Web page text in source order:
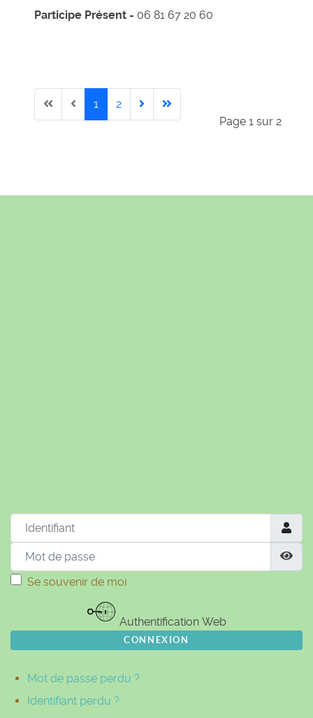
Participe Présent - 06 81 67 20 60
Page 1 sur 2
1 2
Identifiant
Mot de passe
Se souvenir de moi
Authentification Web
CONNEXION
Mot de passe perdu ?
Identifiant perdu ?